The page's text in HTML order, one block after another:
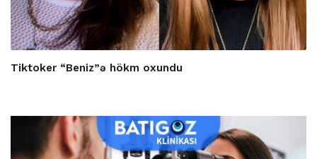
Tiktoker “Beniz”ə hökm oxundu